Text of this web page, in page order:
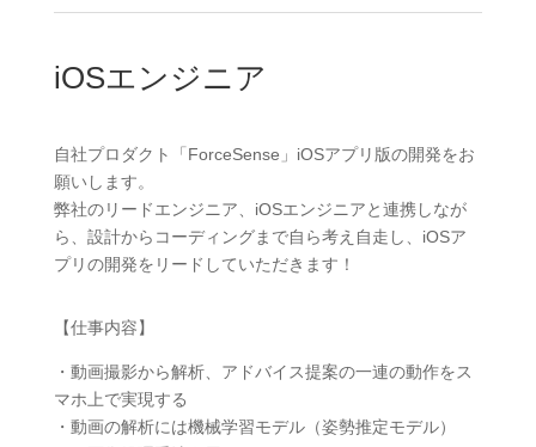
iOSエンジニア
自社プロダクト「ForceSense」iOSアプリ版の開発をお
願いします。
弊社のリードエンジニア、iOSエンジニアと連携しなが
ら、設計からコーディングまで自ら考え自走し、iOSア
プリの開発をリードしていただきます！
【仕事内容】
・動画撮影から解析、アドバイス提案の一連の動作をス
マホ上で実現する
・動画の解析には機械学習モデル（姿勢推定モデル）